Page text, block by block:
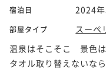
宿泊日 2024
部屋タイプ
スー
温泉はそこそこ 景色は
タオル取り替えないな